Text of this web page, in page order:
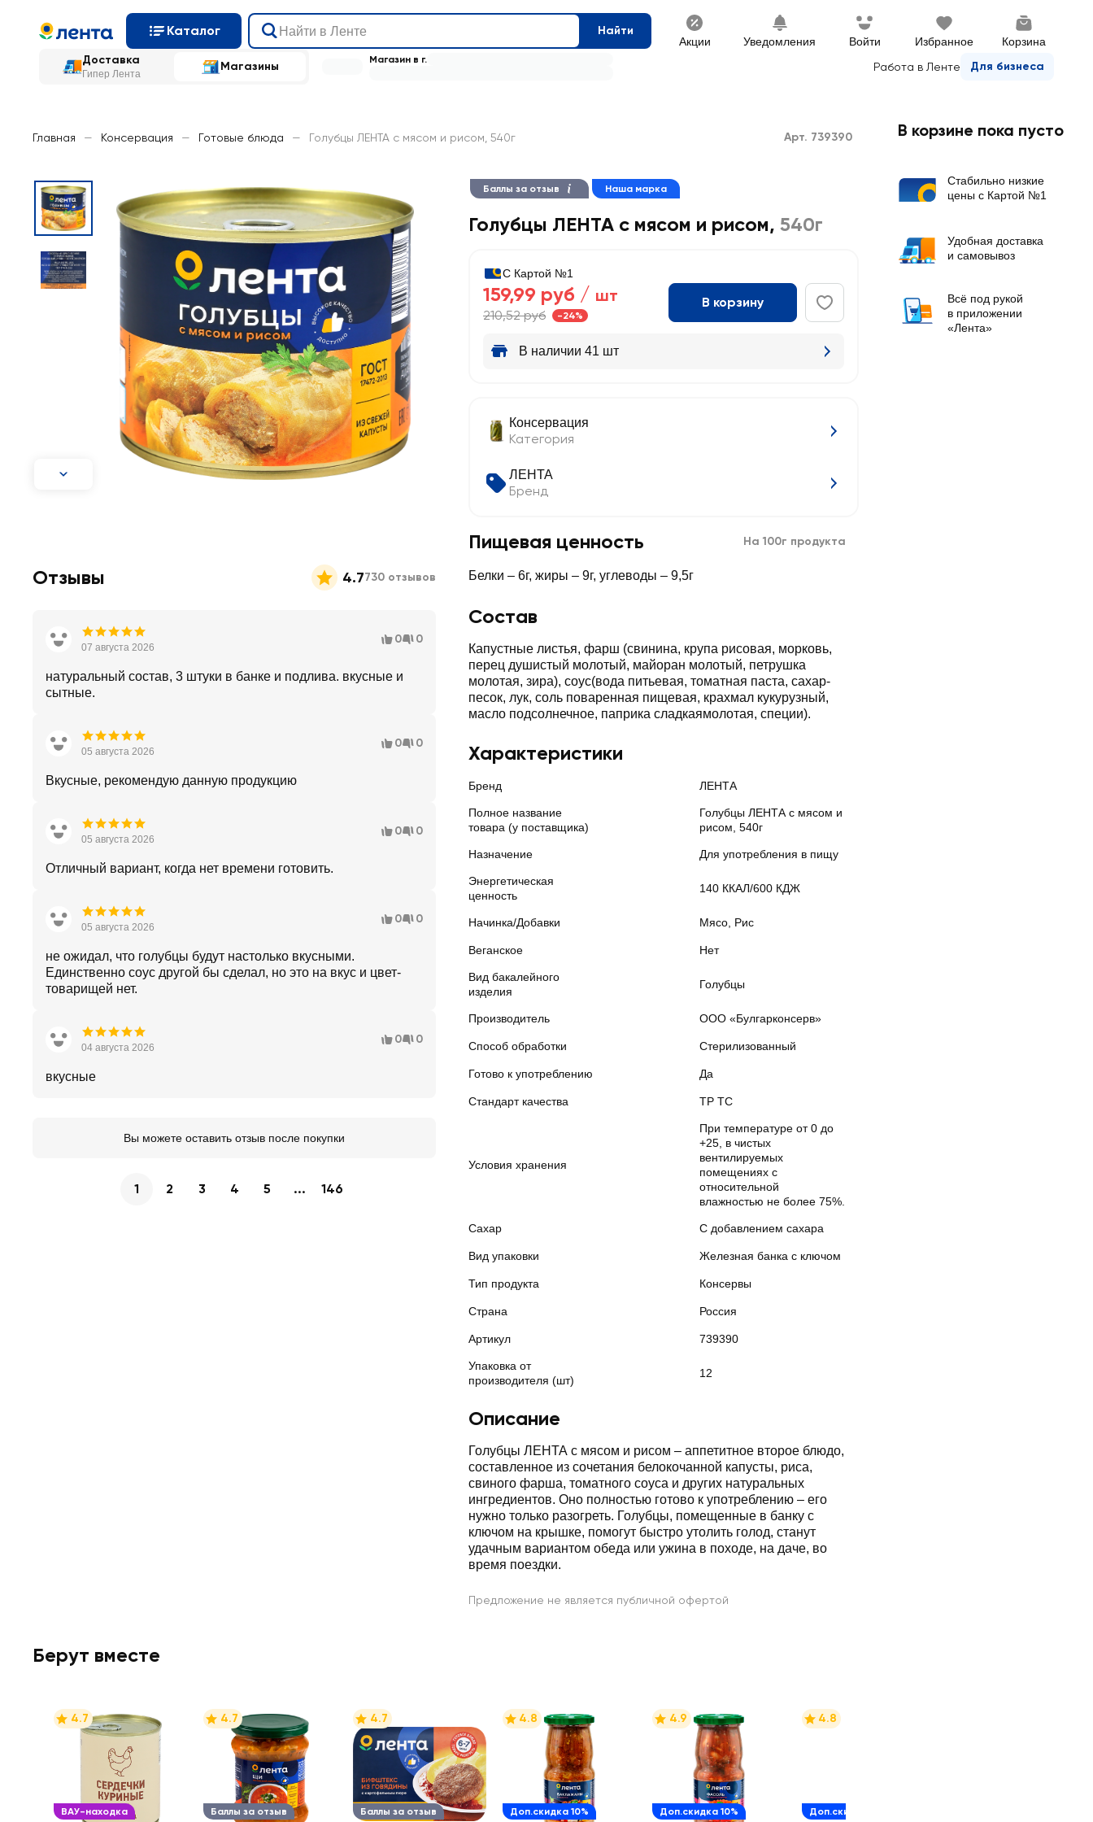
Каталог Найти
Акции Уведомления Войти Избранное Корзина
Доставка
Гипер Лента
Магазины Работа в Ленте Для бизнеса
Магазин в г.
Главная — Консервация — Готовые блюда — Голубцы ЛЕНТА с мясом и рисом, 540г Арт. 739390
Баллы за отзыв Наша марка
Голубцы ЛЕНТА с мясом и рисом, 540г
С Картой №1
159,99 руб / шт
210,52 руб -24%
В корзину
В наличии 41 шт
Консервация
Категория
ЛЕНТА
Бренд
Пищевая ценность На 100г продукта
Белки – 6г, жиры – 9г, углеводы – 9,5г
Состав
Капустные листья, фарш (свинина, крупа рисовая, морковь,
перец душистый молотый, майоран молотый, петрушка
молотая, зира), соус(вода питьевая, томатная паста, сахар-
песок, лук, соль поваренная пищевая, крахмал кукурузный,
масло подсолнечное, паприка сладкаямолотая, специи).
Характеристики
Бренд ЛЕНТА
Полное название
товара (у поставщика)
Голубцы ЛЕНТА с мясом и
рисом, 540г
Назначение Для употребления в пищу
Энергетическая
ценность
140 ККАЛ/600 КДЖ
Начинка/Добавки Мясо, Рис
Веганское Нет
Вид бакалейного
изделия
Голубцы
Производитель ООО «Булгарконсерв»
Способ обработки Стерилизованный
Готово к употреблению Да
Стандарт качества ТР ТС
Условия хранения
При температуре от 0 до
+25, в чистых
вентилируемых
помещениях с
относительной
влажностью не более 75%.
Сахар С добавлением сахара
Вид упаковки Железная банка с ключом
Тип продукта Консервы
Страна Россия
Артикул 739390
Упаковка от
производителя (шт)
12
Описание
Голубцы ЛЕНТА с мясом и рисом – аппетитное второе блюдо,
составленное из сочетания белокочанной капусты, риса,
свиного фарша, томатного соуса и других натуральных
ингредиентов. Оно полностью готово к употреблению – его
нужно только разогреть. Голубцы, помещенные в банку с
ключом на крышке, помогут быстро утолить голод, станут
удачным вариантом обеда или ужина в походе, на даче, во
время поездки.
Предложение не является публичной офертой
Отзывы 4.7730 отзывов
07 августа 2026
0 0
натуральный состав, 3 штуки в банке и подлива. вкусные и
сытные.
05 августа 2026
0 0
Вкусные, рекомендую данную продукцию
05 августа 2026
0 0
Отличный вариант, когда нет времени готовить.
05 августа 2026
0 0
не ожидал, что голубцы будут настолько вкусными.
Единственно соус другой бы сделал, но это на вкус и цвет-
товарищей нет.
04 августа 2026
0 0
вкусные
Вы можете оставить отзыв после покупки
1 2 3 4 5 ... 146
Берут вместе
ВАУ-находка
4.7
Баллы за отзыв
4.7
Баллы за отзыв
4.7
Доп.скидка 10%
4.8
Доп.скидка 10%
4.9
Доп.скидка 10%
4.8
В корзине пока пусто
Стабильно низкие
цены с Картой №1
Удобная доставка
и самовывоз
Всё под рукой
в приложении
«Лента»